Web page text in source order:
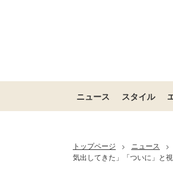
ニュース スタイル
トップページ > ニュース >
気出してきた」「ついに」と